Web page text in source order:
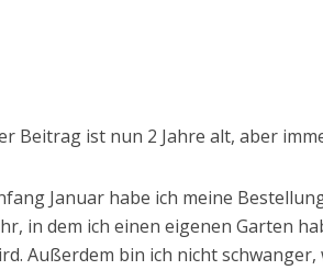
Beitrag ist nun 2 Jahre alt, aber
Januar habe ich meine
in dem ich einen eigenen Garten
Außerdem bin ich nicht